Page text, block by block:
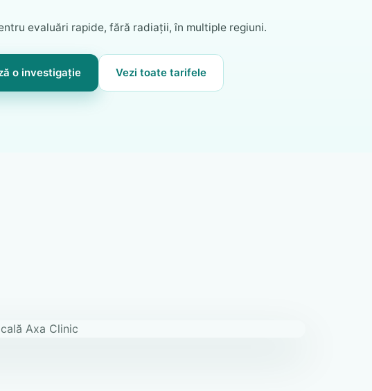
evaluări rapide, fără radiații, în multiple regiuni.
o investigație Vezi toate tarifele